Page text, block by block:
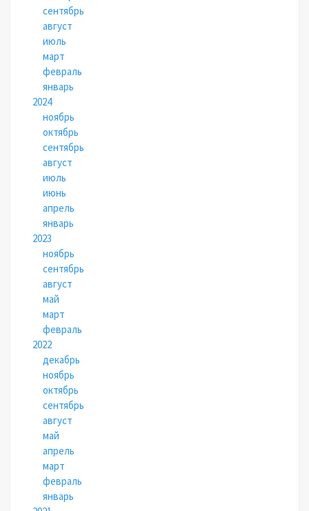
сентябрь
август
июль
март
февраль
январь
2024
ноябрь
октябрь
сентябрь
август
июль
июнь
апрель
январь
2023
ноябрь
сентябрь
август
май
март
февраль
2022
декабрь
ноябрь
октябрь
сентябрь
август
май
апрель
март
февраль
январь